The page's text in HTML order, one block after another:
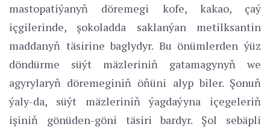
mastopatiýanyň döremegi kofe, kakao, çaý
içgilerinde, şokoladda saklanýan metilksantin
maddanyň täsirine baglydyr. Bu önümlerden ýüz
döndürme süýt mäzleriniň gatamagynyň we
agyrylaryň döremeginiň öňüni alyp biler. Şonuň
ýaly-da, süýt mäzleriniň ýagdaýyna içegeleriň
işiniň gönüden-göni täsiri bardyr. Şol sebäpli